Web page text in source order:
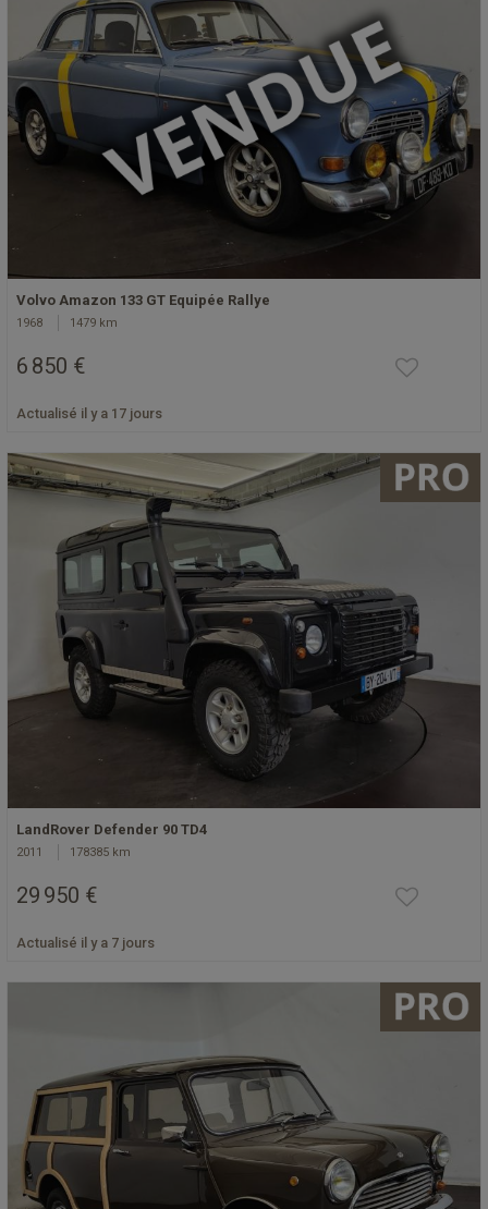
Volvo Amazon 133 GT Equipée Rallye
1968 1479 km
6 850 €
Actualisé il y a 17 jours
LandRover Defender 90 TD4
2011 178385 km
29 950 €
Actualisé il y a 7 jours